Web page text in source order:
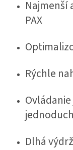
Najmenší
PAX
Rýchle
Dlhá